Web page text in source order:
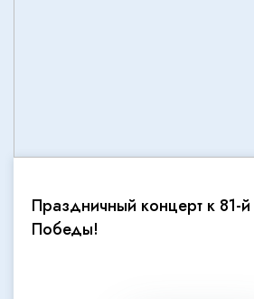
Праздничный концерт к 81-
Победы!